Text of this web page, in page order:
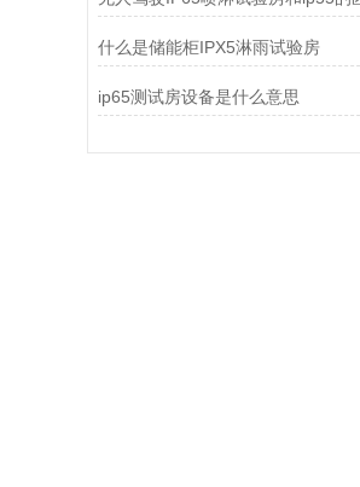
什么是储能柜IPX5淋雨试验房
ip65测试房设备是什么意思